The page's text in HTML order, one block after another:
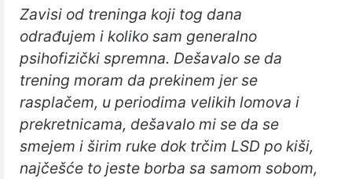
Zavisi od treninga koji tog dana
odrađujem i koliko sam generalno
psihofizički spremna. Dešavalo se da
trening moram da prekinem jer se
rasplačem, u periodima velikih lomova i
prekretnicama, dešavalo mi se da se
smejem i širim ruke dok trčim LSD po kiši,
najčešće to jeste borba sa samom sobom,